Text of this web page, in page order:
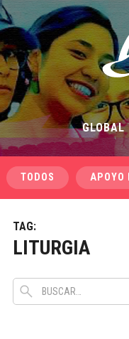
GLOBAL
TODOS APOYO
TAG:
LITURGIA